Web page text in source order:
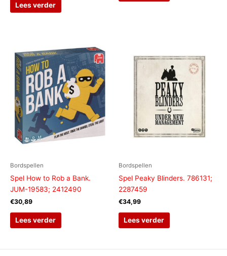
Lees verder
Bordspellen
Spel How to Rob a Bank.
JUM-19583; 2412490
€30,89
Lees verder
Bordspellen
Spel Peaky Blinders. 786131;
2287459
€34,99
Lees verder